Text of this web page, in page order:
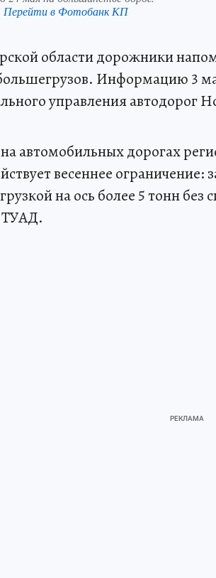
Перейти в Фотобанк КП
области дорожники
Информацию 3
управления автодорог
автомобильных дорогах
весеннее
на ось более 5 тонн
ТУАД.